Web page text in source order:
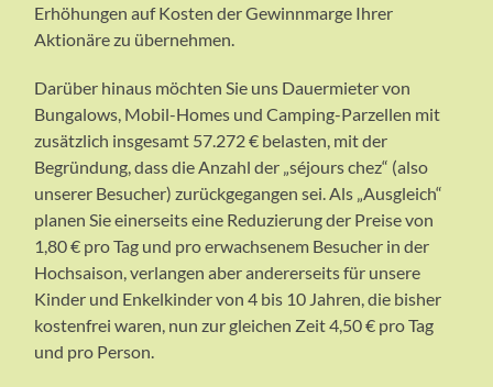
Erhöhungen auf Kosten der Gewinnmarge Ihrer
Aktionäre zu übernehmen.
Darüber hinaus möchten Sie uns Dauermieter von
Bungalows, Mobil-Homes und Camping-Parzellen mit
zusätzlich insgesamt 57.272 € belasten, mit der
Begründung, dass die Anzahl der „séjours chez“ (also
unserer Besucher) zurückgegangen sei. Als „Ausgleich“
planen Sie einerseits eine Reduzierung der Preise von
1,80 € pro Tag und pro erwachsenem Besucher in der
Hochsaison, verlangen aber andererseits für unsere
Kinder und Enkelkinder von 4 bis 10 Jahren, die bisher
kostenfrei waren, nun zur gleichen Zeit 4,50 € pro Tag
und pro Person.